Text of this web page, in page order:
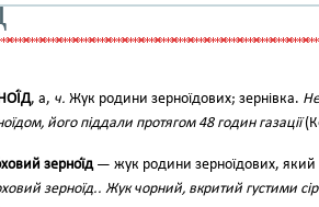
, а, ч. Жук родини зерноїдових; зернівка.
його піддали протягом 48 годин газації
зерної́д— жук родини зерноїдових, який
зерноїд.. Жук чорний, вкритий густими